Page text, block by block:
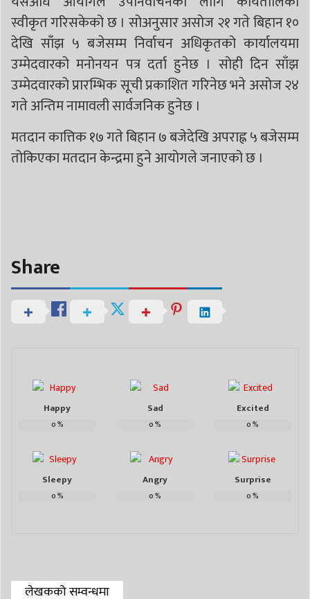
स्वीकृत गरिसकेको छ । सोअनुसार असोज २१ गते बिहान १०
देखि साँझ ५ बजेसम्म निर्वाचन अधिकृतको कार्यालयमा
उम्मेदवारको मनोनयन पत्र दर्ता हुनेछ । सोही दिन साँझ
उम्मेदवारको प्रारम्भिक सूची प्रकाशित गरिनेछ भने असोज २४
गते अन्तिम नामावली सार्वजनिक हुनेछ ।
मतदान कात्तिक १७ गते बिहान ७ बजेदेखि अपराह्न ५ बजेसम्म
तोकिएका मतदान केन्द्रमा हुने आयोगले जनाएको छ ।
Share
Happy
0%
Sad
0%
Excited
0%
Sleepy
0%
Angry
0%
Surprise
0%
लेखकको सम्वन्धमा